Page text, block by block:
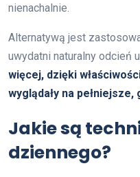
nienachalnie.
Alternatywą jest
uwydatni naturalny odcień
więcej, dzięki
wyglądały na
Jakie są
dziennego?